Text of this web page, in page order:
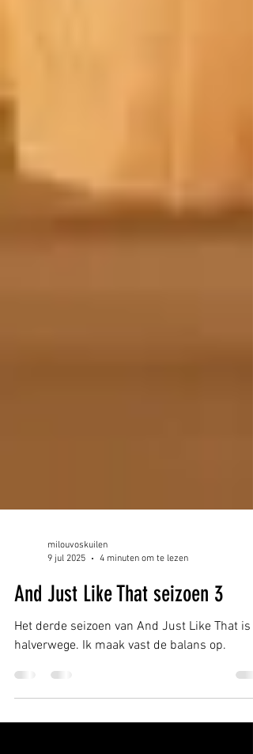
9 jul 2025
4 minuten om te lezen
And Just Like That seizoen 3
Het derde seizoen van And Just Like That is